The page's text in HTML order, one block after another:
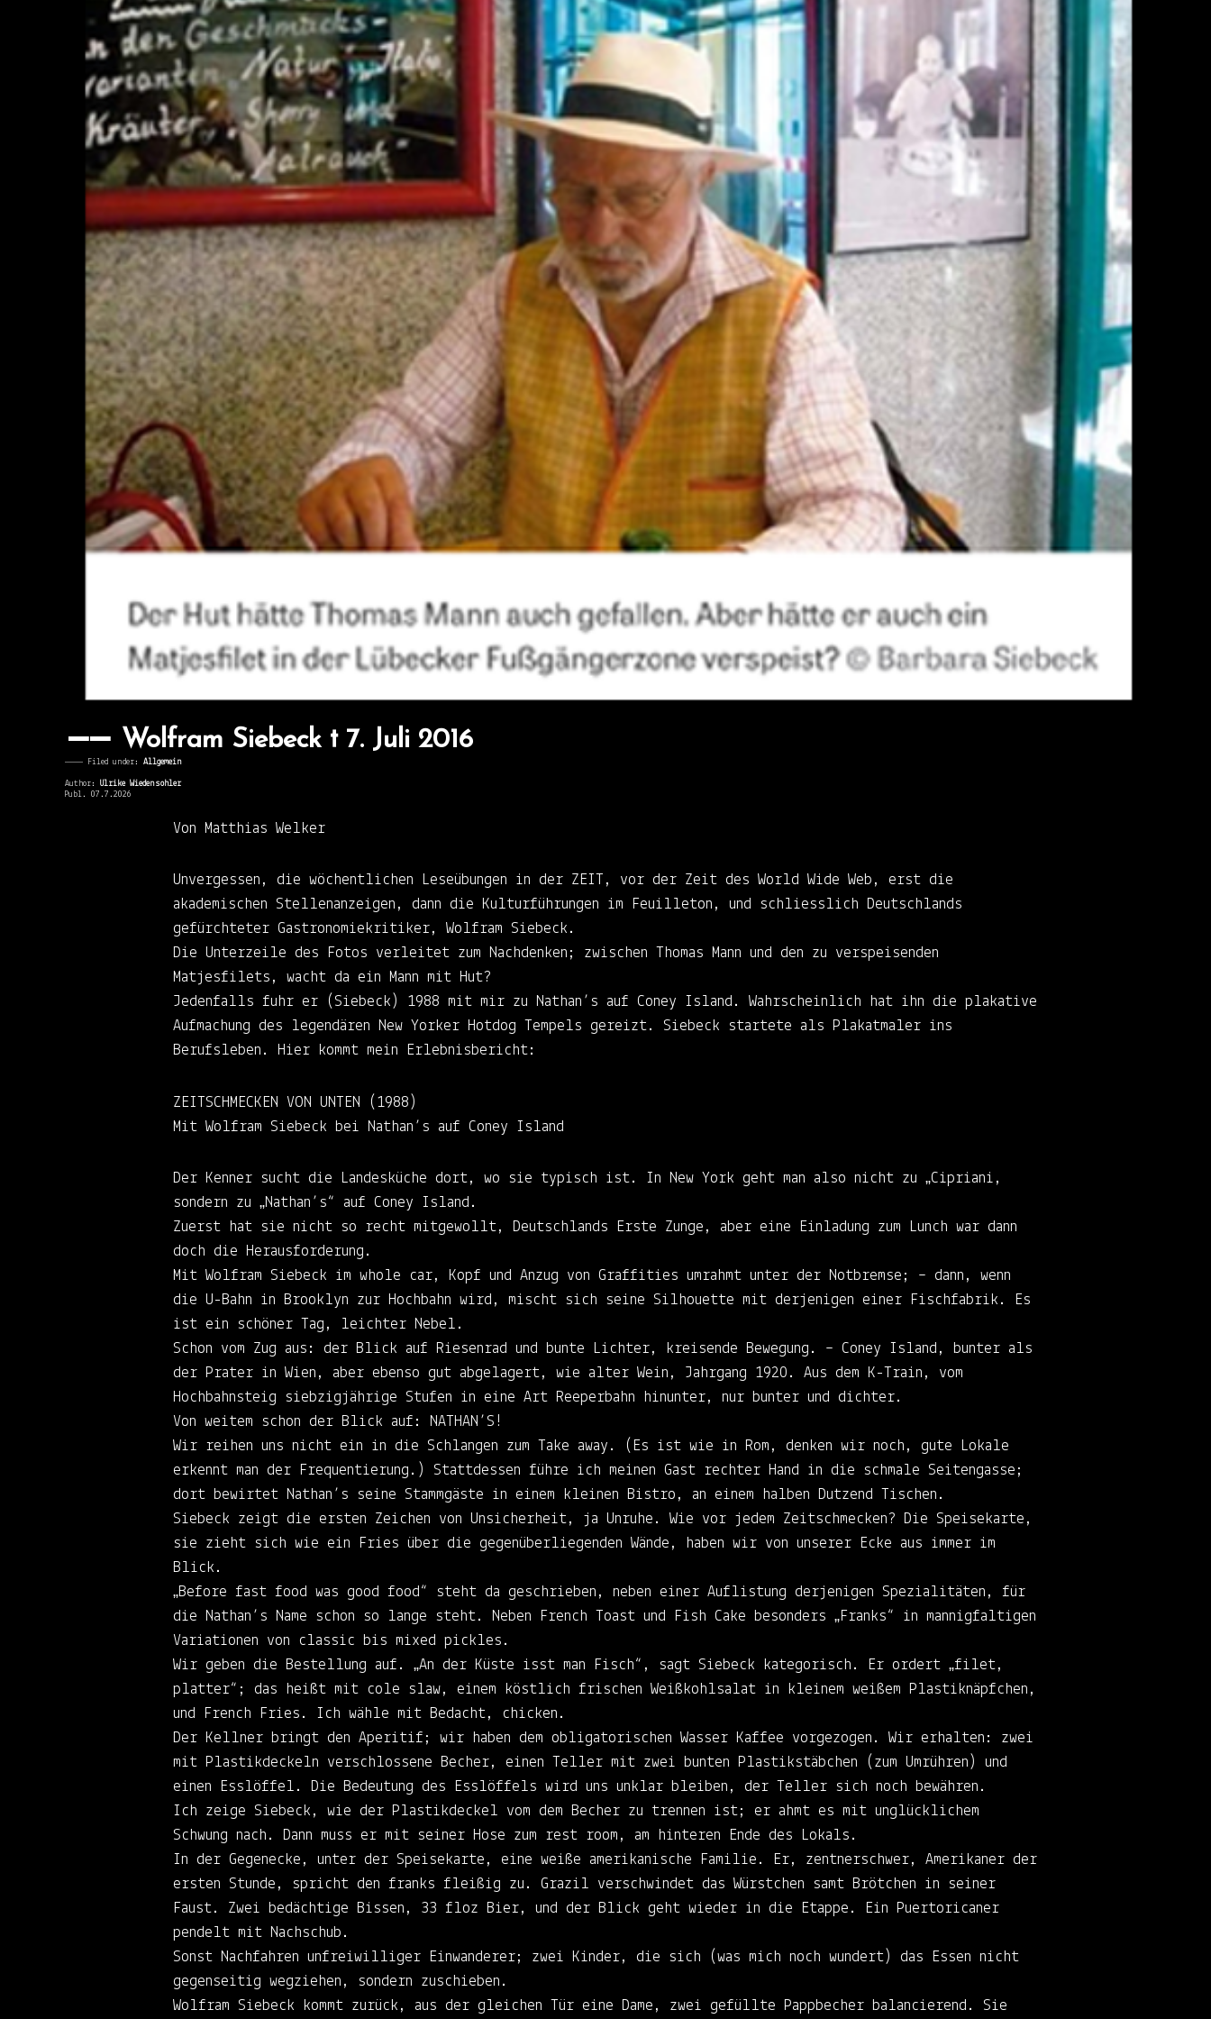
Wolfram Siebeck † 7. Juli 2016
———— Filed under: Allgemein
Author: Ulrike Wiedensohler
Publ. 07.7.2026
Von Matthias Welker
Unvergessen, die wöchentlichen Leseübungen in der ZEIT, vor der Zeit des World Wide Web, erst die
akademischen Stellenanzeigen, dann die Kulturführungen im Feuilleton, und schliesslich Deutschlands
gefürchteter Gastronomiekritiker, Wolfram Siebeck.
Die Unterzeile des Fotos verleitet zum Nachdenken; zwischen Thomas Mann und den zu verspeisenden
Matjesfilets, wacht da ein Mann mit Hut?
Jedenfalls fuhr er (Siebeck) 1988 mit mir zu Nathan’s auf Coney Island. Wahrscheinlich hat ihn die plakative
Aufmachung des legendären New Yorker Hotdog Tempels gereizt. Siebeck startete als Plakatmaler ins
Berufsleben. Hier kommt mein Erlebnisbericht:
ZEITSCHMECKEN VON UNTEN (1988)
Mit Wolfram Siebeck bei Nathan’s auf Coney Island
Der Kenner sucht die Landesküche dort, wo sie typisch ist. In New York geht man also nicht zu „Cipriani,
sondern zu „Nathan’s“ auf Coney Island.
Zuerst hat sie nicht so recht mitgewollt, Deutschlands Erste Zunge, aber eine Einladung zum Lunch war dann
doch die Herausforderung.
Mit Wolfram Siebeck im whole car, Kopf und Anzug von Graffities umrahmt unter der Notbremse; – dann, wenn
die U-Bahn in Brooklyn zur Hochbahn wird, mischt sich seine Silhouette mit derjenigen einer Fischfabrik. Es
ist ein schöner Tag, leichter Nebel.
Schon vom Zug aus: der Blick auf Riesenrad und bunte Lichter, kreisende Bewegung. – Coney Island, bunter als
der Prater in Wien, aber ebenso gut abgelagert, wie alter Wein, Jahrgang 1920. Aus dem K-Train, vom
Hochbahnsteig siebzigjährige Stufen in eine Art Reeperbahn hinunter, nur bunter und dichter.
Von weitem schon der Blick auf: NATHAN’S!
Wir reihen uns nicht ein in die Schlangen zum Take away. (Es ist wie in Rom, denken wir noch, gute Lokale
erkennt man der Frequentierung.) Stattdessen führe ich meinen Gast rechter Hand in die schmale Seitengasse;
dort bewirtet Nathan’s seine Stammgäste in einem kleinen Bistro, an einem halben Dutzend Tischen.
Siebeck zeigt die ersten Zeichen von Unsicherheit, ja Unruhe. Wie vor jedem Zeitschmecken? Die Speisekarte,
sie zieht sich wie ein Fries über die gegenüberliegenden Wände, haben wir von unserer Ecke aus immer im
Blick.
„Before fast food was good food“ steht da geschrieben, neben einer Auflistung derjenigen Spezialitäten, für
die Nathan’s Name schon so lange steht. Neben French Toast und Fish Cake besonders „Franks“ in mannigfaltigen
Variationen von classic bis mixed pickles.
Wir geben die Bestellung auf. „An der Küste isst man Fisch“, sagt Siebeck kategorisch. Er ordert „filet,
platter“; das heißt mit cole slaw, einem köstlich frischen Weißkohlsalat in kleinem weißem Plastiknäpfchen,
und French Fries. Ich wähle mit Bedacht, chicken.
Der Kellner bringt den Aperitif; wir haben dem obligatorischen Wasser Kaffee vorgezogen. Wir erhalten: zwei
mit Plastikdeckeln verschlossene Becher, einen Teller mit zwei bunten Plastikstäbchen (zum Umrühren) und
einen Esslöffel. Die Bedeutung des Esslöffels wird uns unklar bleiben, der Teller sich noch bewähren.
Ich zeige Siebeck, wie der Plastikdeckel vom dem Becher zu trennen ist; er ahmt es mit unglücklichem
Schwung nach. Dann muss er mit seiner Hose zum rest room, am hinteren Ende des Lokals.
In der Gegenecke, unter der Speisekarte, eine weiße amerikanische Familie. Er, zentnerschwer, Amerikaner der
ersten Stunde, spricht den franks fleißig zu. Grazil verschwindet das Würstchen samt Brötchen in seiner
Faust. Zwei bedächtige Bissen, 33 floz Bier, und der Blick geht wieder in die Etappe. Ein Puertoricaner
pendelt mit Nachschub.
Sonst Nachfahren unfreiwilliger Einwanderer; zwei Kinder, die sich (was mich noch wundert) das Essen nicht
gegenseitig wegziehen, sondern zuschieben.
Wolfram Siebeck kommt zurück, aus der gleichen Tür eine Dame, zwei gefüllte Pappbecher balancierend. Sie